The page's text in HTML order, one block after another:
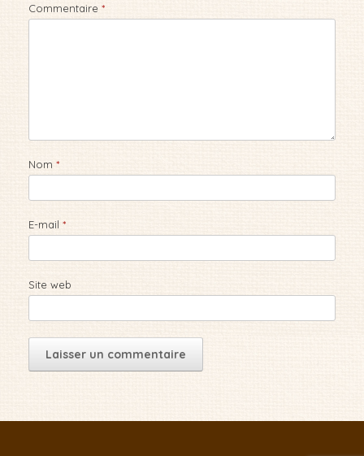
Commentaire *
Nom *
E-mail *
Site web